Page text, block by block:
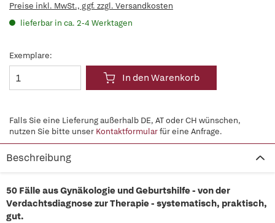
Preise inkl. MwSt., ggf. zzgl. Versandkosten
lieferbar in ca. 2-4 Werktagen
Exemplare:
In den Warenkorb
Falls Sie eine Lieferung außerhalb DE, AT oder CH wünschen,
nutzen Sie bitte unser Kontaktformularfür eine Anfrage.
Beschreibung
50 Fälle aus Gynäkologie und Geburtshilfe - von der
Verdachtsdiagnose zur Therapie - systematisch, praktisch,
gut.